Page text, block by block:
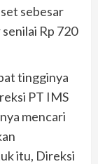
sebesar
Rp 720
tingginya
PT IMS
mencari
itu, Direksi